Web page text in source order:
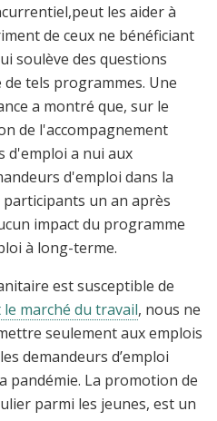
les aider à
de ceux ne bénéficiant
soulève des questions
tels programmes. Une
a montré que, sur le
de l'accompagnement
d'emploi a nui aux
d'emploi dans la
participants un an après
impact du programme
à long-terme.
est susceptible de
marché du travail, nous ne
seulement aux emplois
demandeurs d’emploi
pandémie. La promotion de
parmi les jeunes, est un